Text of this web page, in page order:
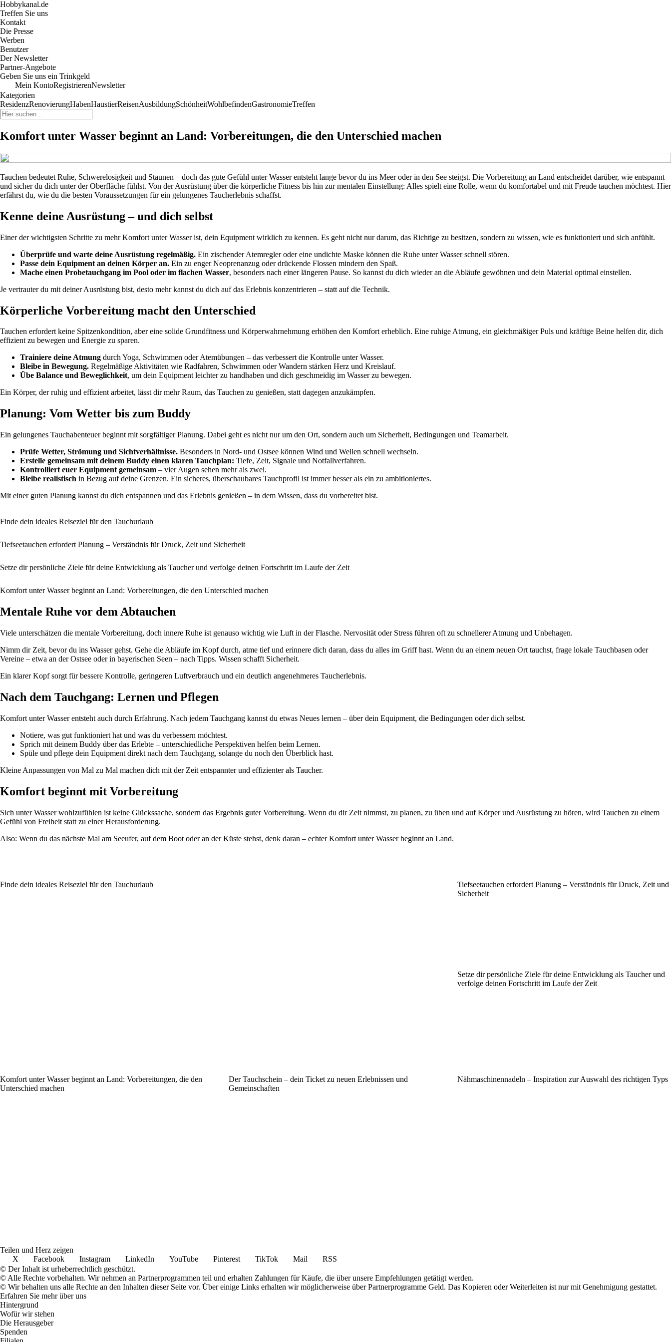
Hobbykanal.de
Treffen Sie uns
Kontakt
Die Presse
Werben
Benutzer
Der Newsletter
Partner-Angebote
Geben Sie uns ein Trinkgeld
Mein KontoRegistrierenNewsletter
Kategorien
ResidenzRenovierungHabenHaustierReisenAusbildungSchönheitWohlbefindenGastronomieTreffen
Komfort unter Wasser beginnt an Land: Vorbereitungen, die den Unterschied machen
Tauchen bedeutet Ruhe, Schwerelosigkeit und Staunen – doch das gute Gefühl unter Wasser entsteht lange bevor du ins Meer oder in den See steigst. Die Vorbereitung an Land entscheidet darüber, wie entspannt
und sicher du dich unter der Oberfläche fühlst. Von der Ausrüstung über die körperliche Fitness bis hin zur mentalen Einstellung: Alles spielt eine Rolle, wenn du komfortabel und mit Freude tauchen möchtest. Hier
erfährst du, wie du die besten Voraussetzungen für ein gelungenes Taucherlebnis schaffst.
Kenne deine Ausrüstung – und dich selbst
Einer der wichtigsten Schritte zu mehr Komfort unter Wasser ist, dein Equipment wirklich zu kennen. Es geht nicht nur darum, das Richtige zu besitzen, sondern zu wissen, wie es funktioniert und sich anfühlt.
Überprüfe und warte deine Ausrüstung regelmäßig. Ein zischender Atemregler oder eine undichte Maske können die Ruhe unter Wasser schnell stören.
Passe dein Equipment an deinen Körper an. Ein zu enger Neoprenanzug oder drückende Flossen mindern den Spaß.
Mache einen Probetauchgang im Pool oder im flachen Wasser, besonders nach einer längeren Pause. So kannst du dich wieder an die Abläufe gewöhnen und dein Material optimal einstellen.
Je vertrauter du mit deiner Ausrüstung bist, desto mehr kannst du dich auf das Erlebnis konzentrieren – statt auf die Technik.
Körperliche Vorbereitung macht den Unterschied
Tauchen erfordert keine Spitzenkondition, aber eine solide Grundfitness und Körperwahrnehmung erhöhen den Komfort erheblich. Eine ruhige Atmung, ein gleichmäßiger Puls und kräftige Beine helfen dir, dich
effizient zu bewegen und Energie zu sparen.
Trainiere deine Atmung durch Yoga, Schwimmen oder Atemübungen – das verbessert die Kontrolle unter Wasser.
Bleibe in Bewegung. Regelmäßige Aktivitäten wie Radfahren, Schwimmen oder Wandern stärken Herz und Kreislauf.
Übe Balance und Beweglichkeit, um dein Equipment leichter zu handhaben und dich geschmeidig im Wasser zu bewegen.
Ein Körper, der ruhig und effizient arbeitet, lässt dir mehr Raum, das Tauchen zu genießen, statt dagegen anzukämpfen.
Planung: Vom Wetter bis zum Buddy
Ein gelungenes Tauchabenteuer beginnt mit sorgfältiger Planung. Dabei geht es nicht nur um den Ort, sondern auch um Sicherheit, Bedingungen und Teamarbeit.
Prüfe Wetter, Strömung und Sichtverhältnisse. Besonders in Nord- und Ostsee können Wind und Wellen schnell wechseln.
Erstelle gemeinsam mit deinem Buddy einen klaren Tauchplan: Tiefe, Zeit, Signale und Notfallverfahren.
Kontrolliert euer Equipment gemeinsam – vier Augen sehen mehr als zwei.
Bleibe realistisch in Bezug auf deine Grenzen. Ein sicheres, überschaubares Tauchprofil ist immer besser als ein zu ambitioniertes.
Mit einer guten Planung kannst du dich entspannen und das Erlebnis genießen – in dem Wissen, dass du vorbereitet bist.
Finde dein ideales Reiseziel für den Tauchurlaub
Tiefseetauchen erfordert Planung – Verständnis für Druck, Zeit und Sicherheit
Setze dir persönliche Ziele für deine Entwicklung als Taucher und verfolge deinen Fortschritt im Laufe der Zeit
Komfort unter Wasser beginnt an Land: Vorbereitungen, die den Unterschied machen
Mentale Ruhe vor dem Abtauchen
Viele unterschätzen die mentale Vorbereitung, doch innere Ruhe ist genauso wichtig wie Luft in der Flasche. Nervosität oder Stress führen oft zu schnellerer Atmung und Unbehagen.
Nimm dir Zeit, bevor du ins Wasser gehst. Gehe die Abläufe im Kopf durch, atme tief und erinnere dich daran, dass du alles im Griff hast. Wenn du an einem neuen Ort tauchst, frage lokale Tauchbasen oder
Vereine – etwa an der Ostsee oder in bayerischen Seen – nach Tipps. Wissen schafft Sicherheit.
Ein klarer Kopf sorgt für bessere Kontrolle, geringeren Luftverbrauch und ein deutlich angenehmeres Taucherlebnis.
Nach dem Tauchgang: Lernen und Pflegen
Komfort unter Wasser entsteht auch durch Erfahrung. Nach jedem Tauchgang kannst du etwas Neues lernen – über dein Equipment, die Bedingungen oder dich selbst.
Notiere, was gut funktioniert hat und was du verbessern möchtest.
Sprich mit deinem Buddy über das Erlebte – unterschiedliche Perspektiven helfen beim Lernen.
Spüle und pflege dein Equipment direkt nach dem Tauchgang, solange du noch den Überblick hast.
Kleine Anpassungen von Mal zu Mal machen dich mit der Zeit entspannter und effizienter als Taucher.
Komfort beginnt mit Vorbereitung
Sich unter Wasser wohlzufühlen ist keine Glückssache, sondern das Ergebnis guter Vorbereitung. Wenn du dir Zeit nimmst, zu planen, zu üben und auf Körper und Ausrüstung zu hören, wird Tauchen zu einem
Gefühl von Freiheit statt zu einer Herausforderung.
Also: Wenn du das nächste Mal am Seeufer, auf dem Boot oder an der Küste stehst, denk daran – echter Komfort unter Wasser beginnt an Land.
Finde dein ideales Reiseziel für den Tauchurlaub
Tiefseetauchen erfordert Planung – Verständnis für Druck, Zeit und
Sicherheit
Setze dir persönliche Ziele für deine Entwicklung als Taucher und
verfolge deinen Fortschritt im Laufe der Zeit
Komfort unter Wasser beginnt an Land: Vorbereitungen, die den
Unterschied machen
Der Tauchschein – dein Ticket zu neuen Erlebnissen und
Gemeinschaften
Nähmaschinennadeln – Inspiration zur Auswahl des richtigen Typs
Teilen und Herz zeigen
X
Facebook Instagram LinkedIn YouTube Pinterest TikTok Mail
RSS
© Der Inhalt ist urheberrechtlich geschützt.
© Alle Rechte vorbehalten. Wir nehmen an Partnerprogrammen teil und erhalten Zahlungen für Käufe, die über unsere Empfehlungen getätigt werden.
© Wir behalten uns alle Rechte an den Inhalten dieser Seite vor. Über einige Links erhalten wir möglicherweise über Partnerprogramme Geld. Das Kopieren oder Weiterleiten ist nur mit Genehmigung gestattet.
Erfahren Sie mehr über uns
Hintergrund
Wofür wir stehen
Die Herausgeber
Spenden